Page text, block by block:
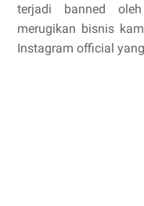
terjadi banned
merugikan bisnis
Instagram official